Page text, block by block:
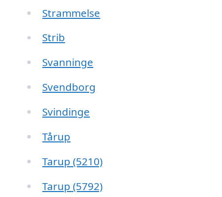
Strammelse
Strib
Svanninge
Svendborg
Svindinge
Tårup
Tarup (5210)
Tarup (5792)